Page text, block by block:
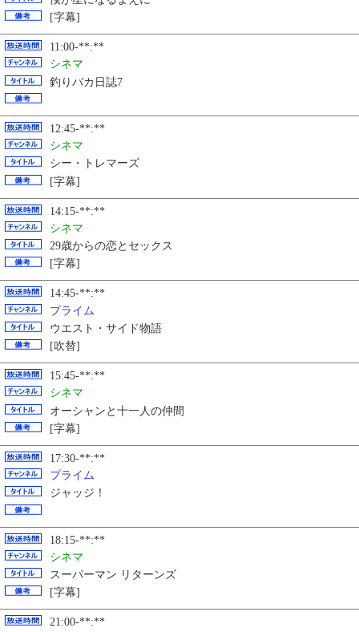
[字幕]
11:00-**:**
シネマ
釣りバカ日誌7
12:45-**:**
シネマ
シー・トレマーズ
[字幕]
14:15-**:**
シネマ
29歳からの恋とセックス
[字幕]
14:45-**:**
プライム
ウエスト・サイド物語
[吹替]
15:45-**:**
シネマ
オーシャンと十一人の仲間
[字幕]
17:30-**:**
プライム
ジャッジ！
18:15-**:**
シネマ
スーパーマン リターンズ
[字幕]
21:00-**:**